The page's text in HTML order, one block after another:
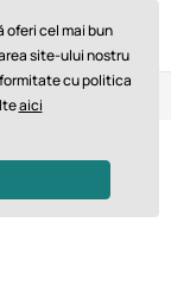
747,61 lei GRATUIT
oferi cel mai bun
site-ului nostru
cu politica
aici